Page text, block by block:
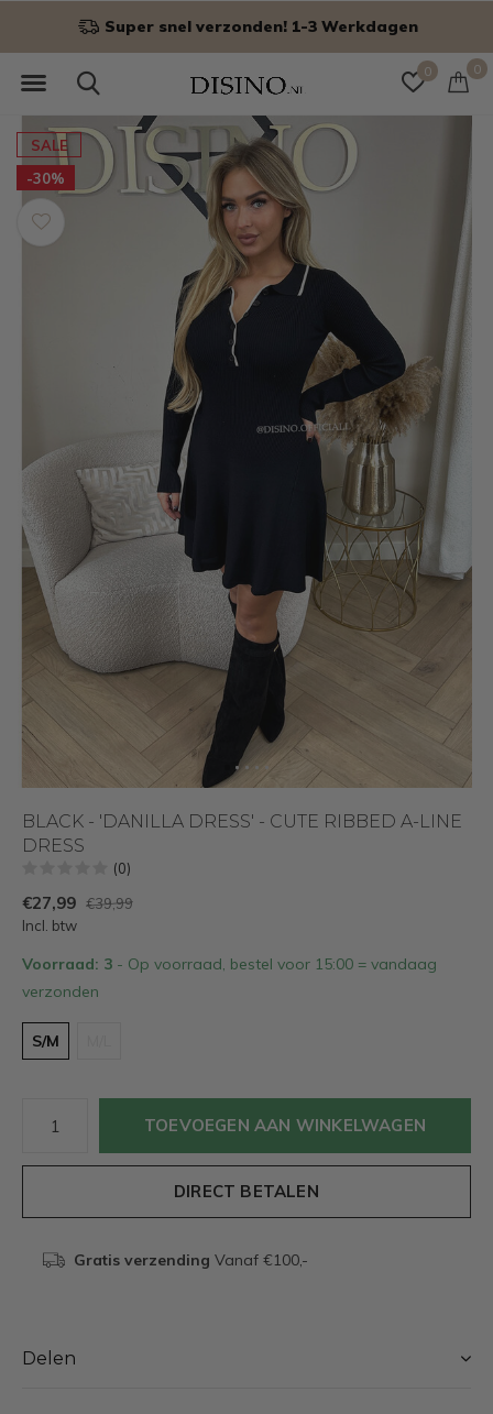
0 0
Super snel verzonden! 1-3 Werkdagen
SALE
-30%
BLACK - 'DANILLA DRESS' - CUTE RIBBED A-LINE
DRESS
(0)
€27,99 €39,99
Incl. btw
Voorraad: 3 - Op voorraad, bestel voor 15:00 = vandaag
verzonden
S/M
TOEVOEGEN AAN WINKELWAGEN
DIRECT BETALEN
Gratis verzending Vanaf €100,-
Delen